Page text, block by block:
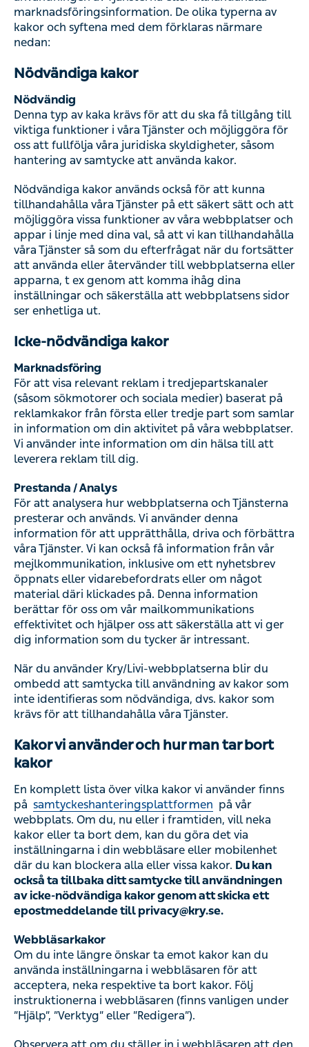
Nödvändig
Denna typ av kaka krävs för att du ska få tillgång till
viktiga funktioner i våra Tjänster och möjliggöra för oss att
samtycke att använda kakor.
Nödvändiga kakor används också för att kunna
tillhandahålla våra Tjänster på ett säkert sätt och att
möjliggöra vissa funktioner av våra webbplatser och
appar i linje med dina val, så att vi kan tillhandahålla våra
Tjänster så som du efterfrågat när du fortsätter att
t ex genom att komma ihåg dina inställningar och
säkerställa att webbplatsens sidor ser enhetliga ut.
Icke-nödvändiga kakor
Marknadsföring
För att visa relevant reklam i tredjepartskanaler (såsom
sökmotorer och sociala medier) baserat på reklamkakor
från första eller tredje part som samlar in information om
din aktivitet på våra webbplatser. Vi använder inte
information om din hälsa till att leverera reklam till dig.
Prestanda / Analys
För att analysera hur webbplatserna och Tjänsterna
presterar och används. Vi använder denna information för
att upprätthålla, driva och förbättra våra Tjänster. Vi kan
också få information från vår mejlkommunikation,
inklusive om ett nyhetsbrev öppnats eller vidarebefordrats
eller om något material däri klickades på. Denna
effektivitet och hjälper oss att säkerställa att vi ger dig
information som du tycker är intressant.
När du använder Kry/Livi-webbplatserna blir du ombedd
att samtycka till användning av kakor som inte identifieras
som nödvändiga, dvs. kakor som krävs för att
tillhandahålla våra Tjänster.
Kakor vi använder och hur man tar bort
kakor
samtyckeshanteringsplattformenpå vår webbplats. Om
du, nu eller i framtiden, vill neka kakor eller ta bort dem,
kan du göra det via inställningarna i din webbläsare eller
mobilenhet där du kan blockera alla eller vissa kakor.
av icke-nödvändiga kakor genom att skicka ett
epostmeddelande till privacy@kry.se.
Webbläsarkakor
Om du inte längre önskar ta emot kakor kan du använda
inställningarna i webbläsaren för att acceptera, neka
respektive ta bort kakor. Följ instruktionerna i
webbläsaren (finns vanligen under ”Hjälp”, ”Verktyg” eller
”Redigera”).
Observera att om du ställer in i webbläsaren att den ska
neka kakor kanske du inte kan använda alla funktionerna
Mobilidentifierare
På mobilenheten kan operativsystemet ge ytterligare
alternativ för att stänga av intressebaserad reklam eller på
annat sätt återställa dina mobilidentifierare. Exempel: du
kan använda inställningen ”Begränsa annonsspårning”
(på Android) vilka gör att du kan begränsa användningen